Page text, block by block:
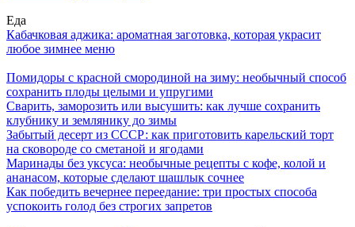
Еда
Кабачковая аджика: ароматная заготовка, которая украсит
любое зимнее меню
Помидоры с красной смородиной на зиму: необычный способ
сохранить плоды целыми и упругими
Сварить, заморозить или высушить: как лучше сохранить
клубнику и землянику до зимы
Забытый десерт из СССР: как приготовить карельский торт
на сковороде со сметаной и ягодами
Маринады без уксуса: необычные рецепты с кофе, колой и
ананасом, которые сделают шашлык сочнее
Как победить вечернее переедание: три простых способа
успокоить голод без строгих запретов